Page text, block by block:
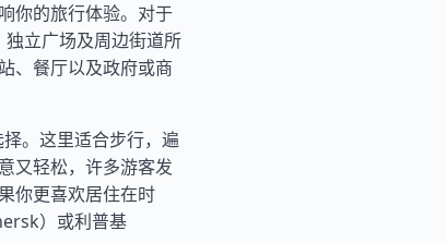
你的旅行体验。对于
立广场及周边街道所
、餐厅以及政府或商
。这里适合步行，遍
又轻松，许多游客发
你更喜欢居住在时
）或利普基